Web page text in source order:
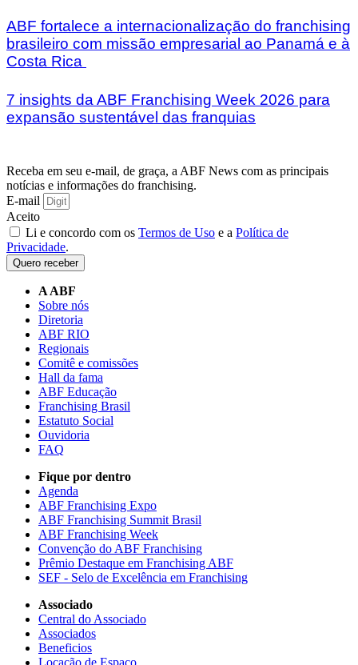
ABF fortalece a internacionalização do franchising
brasileiro com missão empresarial ao Panamá e à
Costa Rica
7 insights da ABF Franchising Week 2026 para
expansão sustentável das franquias
Receba em seu e-mail, de graça, a ABF News com as principais
notícias e informações do franchising.
E-mail
Aceito
Li e concordo com os Termos de Uso e a Política de
Privacidade.
Quero receber
A ABF
Sobre nós
Diretoria
ABF RIO
Regionais
Comitê e comissões
Hall da fama
ABF Educação
Franchising Brasil
Estatuto Social
Ouvidoria
FAQ
Fique por dentro
Agenda
ABF Franchising Expo
ABF Franchising Summit Brasil
ABF Franchising Week
Convenção do ABF Franchising
Prêmio Destaque em Franchising ABF
SEF - Selo de Excelência em Franchising
Associado
Central do Associado
Associados
Beneficios
Locação de Espaço